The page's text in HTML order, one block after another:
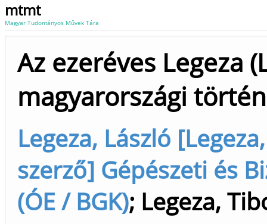
mtmt
Magyar Tudományos Művek Tára
Az ezeréves Legeza
magyarországi
Legeza, László
szerző] Gépészeti és
(ÓE / BGK); Legeza,